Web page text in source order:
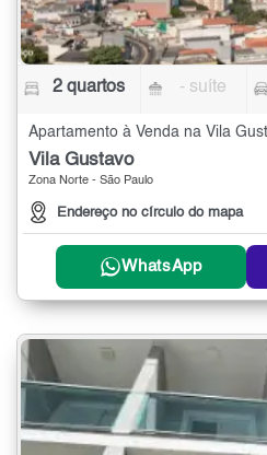
2 quartos - suíte
Apartamento à Venda na Vila
Vila Gustavo
Zona Norte - São Paulo
Endereço no círculo do mapa
WhatsApp